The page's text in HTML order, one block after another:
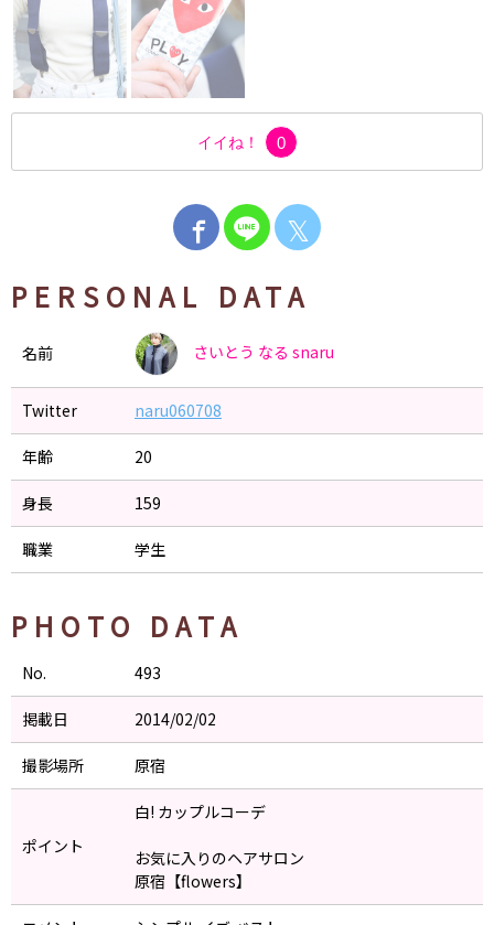
イイね！ 0
𝕏
PERSONAL DATA
名前 さいとう なる snaru
Twitter naru060708
年齢 20
身長 159
職業 学生
PHOTO DATA
No. 493
掲載日 2014/02/02
撮影場所 原宿
ポイント
白! カップルコーデ
お気に入りのヘアサロン
原宿【flowers】